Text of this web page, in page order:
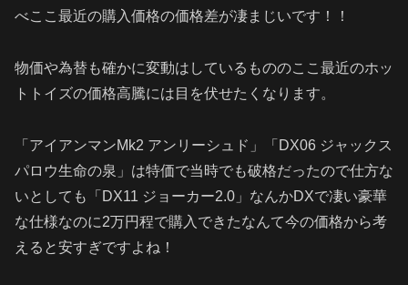
べここ最近の購入価格の価格差が凄まじいです！！
物価や為替も確かに変動はしているもののここ最近のホッ
トトイズの価格高騰には目を伏せたくなります。
「アイアンマンMk2 アンリーシュド」「DX06 ジャックス
パロウ生命の泉」は特価で当時でも破格だったので仕方な
いとしても「DX11 ジョーカー2.0」なんかDXで凄い豪華
な仕様なのに2万円程で購入できたなんて今の価格から考
えると安すぎですよね！